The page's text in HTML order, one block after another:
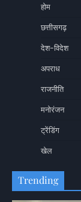
होम
छत्तीसगढ़
देश-विदेश
अपराध
राजनीति
मनोरंजन
ट्रेंडिंग
खेल
Trending